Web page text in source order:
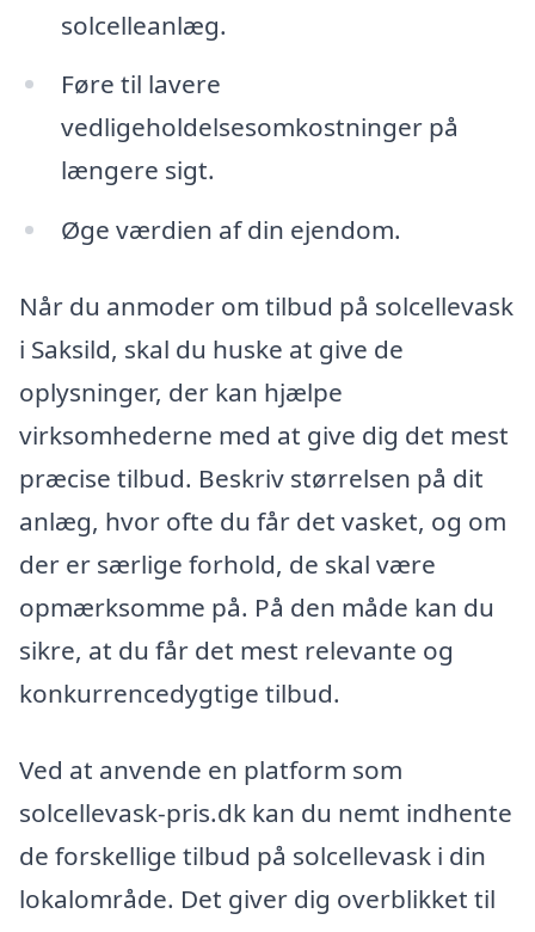
solcelleanlæg.
Føre til lavere
vedligeholdelsesomkostninger på
længere sigt.
Øge værdien af din ejendom.
Når du anmoder om tilbud på solcellevask
i Saksild, skal du huske at give de
oplysninger, der kan hjælpe
virksomhederne med at give dig det mest
præcise tilbud. Beskriv størrelsen på dit
anlæg, hvor ofte du får det vasket, og om
der er særlige forhold, de skal være
opmærksomme på. På den måde kan du
sikre, at du får det mest relevante og
konkurrencedygtige tilbud.
Ved at anvende en platform som
solcellevask-pris.dk kan du nemt indhente
de forskellige tilbud på solcellevask i din
lokalområde. Det giver dig overblikket til